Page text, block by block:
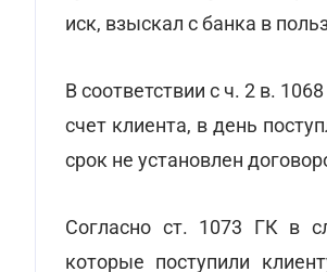
иск, взыскал с банка в
В соответствии с ч. 2 в. 1068
счет клиента, в день
срок не установлен
Согласно ст. 1073 ГК в
которые поступили